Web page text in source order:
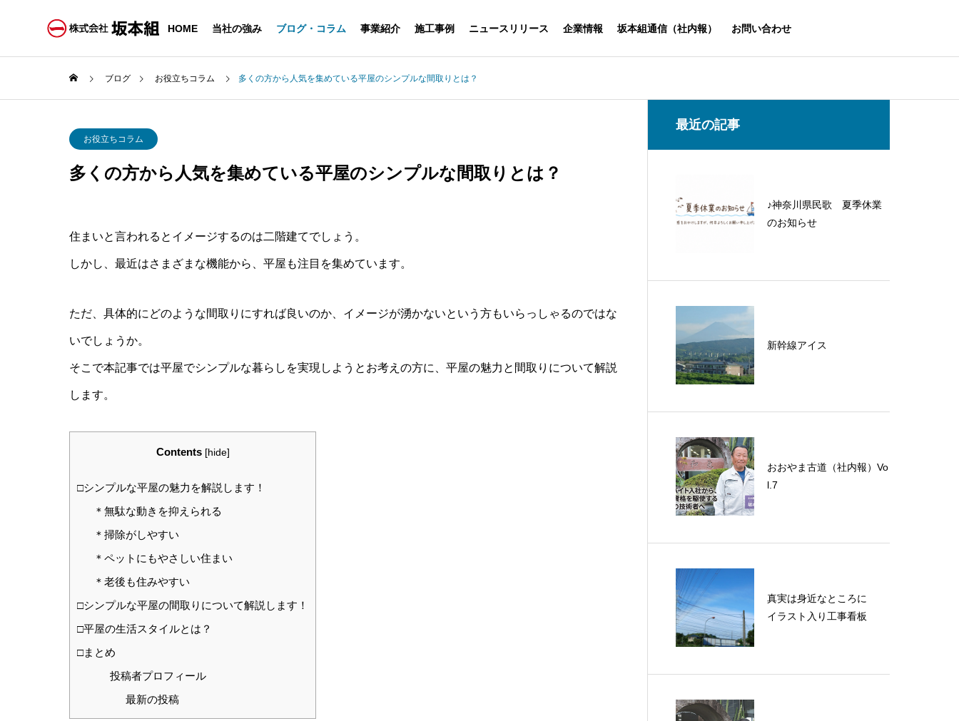
HOME 当社の強み ブログ・コラム 事業紹介 施工事例 ニュースリリース 企業情報 坂本組通信（社内報） お問い合わせ
ブログ お役立ちコラム 多くの方から人気を集めている平屋のシンプルな間取りとは？
お役立ちコラム
多くの方から人気を集めている平屋のシンプルな間取りとは？
住まいと言われるとイメージするのは二階建てでしょう。
しかし、最近はさまざまな機能から、平屋も注目を集めています。
ただ、具体的にどのような間取りにすれば良いのか、イメージが湧かないという方もいらっしゃるのではな
いでしょうか。
そこで本記事では平屋でシンプルな暮らしを実現しようとお考えの方に、平屋の魅力と間取りについて解説
します。
Contents [hide]
□シンプルな平屋の魅力を解説します！
＊無駄な動きを抑えられる
＊掃除がしやすい
＊ペットにもやさしい住まい
＊老後も住みやすい
□シンプルな平屋の間取りについて解説します！
□平屋の生活スタイルとは？
□まとめ
投稿者プロフィール
最新の投稿
最近の記事
♪神奈川県民歌 夏季休業
のお知らせ
新幹線アイス
おおやま古道（社内報）Vo
l.7
真実は身近なところに
イラスト入り工事看板